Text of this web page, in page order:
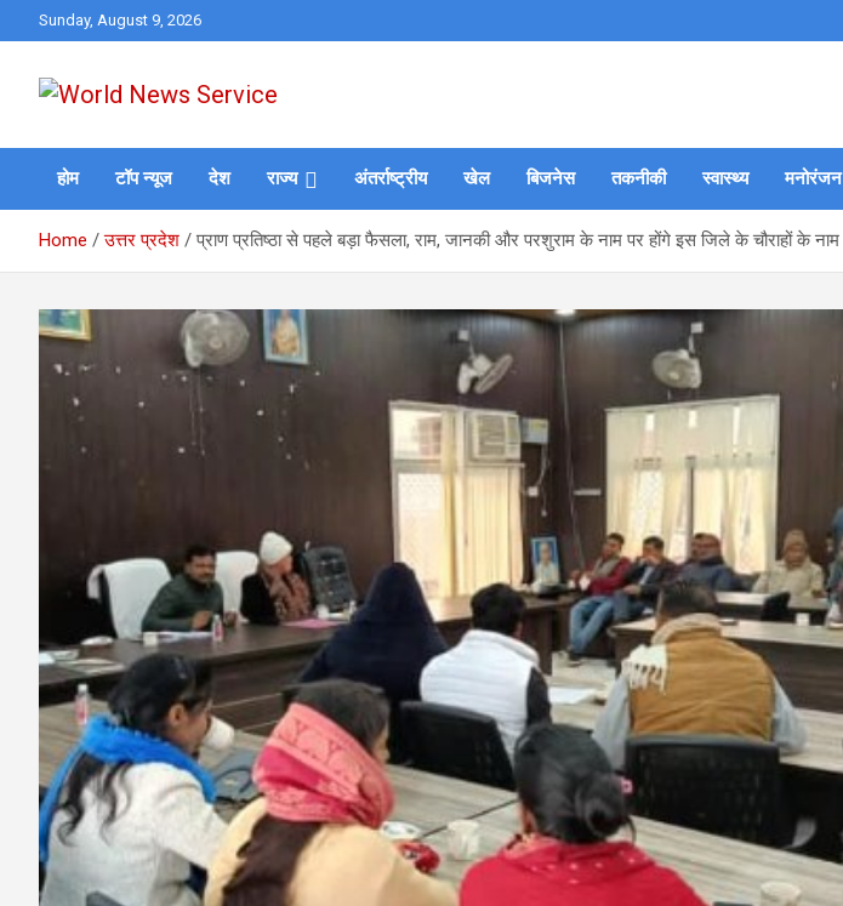
to
Sunday, August 9, 2026
World News Service
होम टॉप न्यूज देश राज्य अंतर्राष्ट्रीय खेल बिजनेस तकनीकी स्वास्थ्य मनोरंजन
Home उत्तर प्रदेश प्राण प्रतिष्ठा से पहले बड़ा फैसला, राम, जानकी और परशुराम के नाम पर होंगे इस जिले के चौराहों के नाम